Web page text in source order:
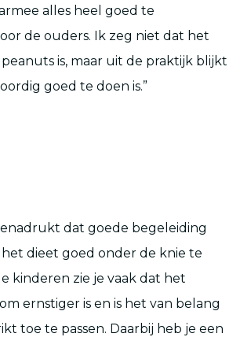
alles heel goed te
de ouders. Ik zeg niet dat het
is, maar uit de praktijk blijkt
goed te doen is.”
dat goede begeleiding
het dieet goed onder de knie te
kinderen zie je vaak dat het
ernstiger is en is het van belang
toe te passen. Daarbij heb je een